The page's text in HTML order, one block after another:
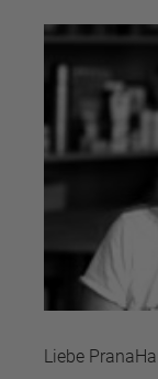
Liebe